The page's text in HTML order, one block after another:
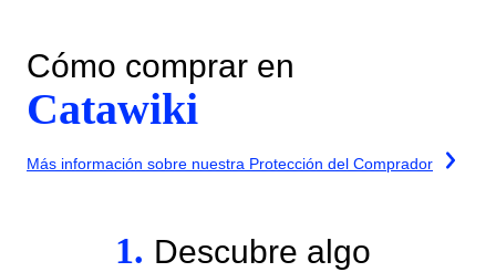
Cómo comprar en
Catawiki
Más información sobre nuestra Protección del Comprador
1. Descubre algo